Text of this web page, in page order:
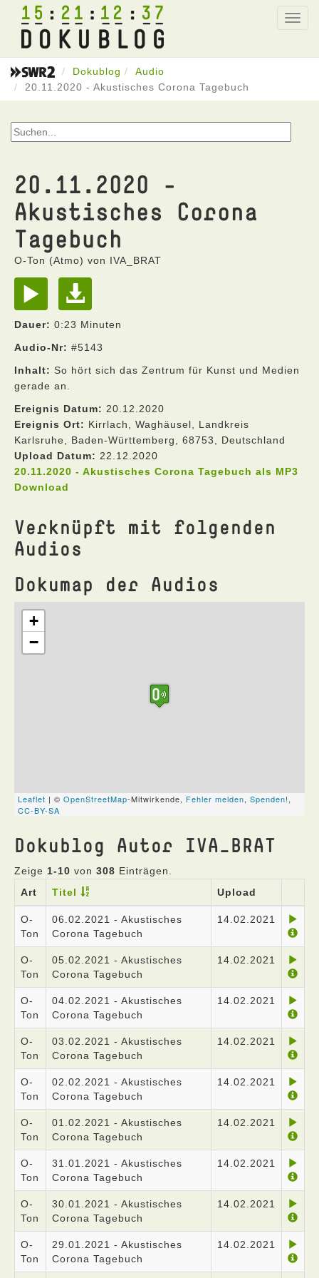
15 21 12 37
Dokublog
Audio
20.11.2020 - Akustisches Corona Tagebuch
20.11.2020 -
Akustisches Corona
Tagebuch
O-Ton (Atmo) von IVA_BRAT
Dauer: 0:23 Minuten
Audio-Nr: #5143
Inhalt: So hört sich das Zentrum für Kunst und Medien
gerade an.
Ereignis Datum: 20.12.2020
Ereignis Ort: Kirrlach, Waghäusel, Landkreis
Karlsruhe, Baden-Württemberg, 68753, Deutschland
Upload Datum: 22.12.2020
20.11.2020 - Akustisches Corona Tagebuch als MP3
Download
Verknüpft mit folgenden
Audios
Dokumap der Audios
Dokublog Autor IVA_BRAT
Zeige 1-10 von 308 Einträgen.
Art
Titel Upload
O-
Ton
06.02.2021 - Akustisches
Corona Tagebuch
14.02.2021
O-
Ton
05.02.2021 - Akustisches
Corona Tagebuch
14.02.2021
O-
Ton
04.02.2021 - Akustisches
Corona Tagebuch
14.02.2021
O-
Ton
03.02.2021 - Akustisches
Corona Tagebuch
14.02.2021
O-
Ton
02.02.2021 - Akustisches
Corona Tagebuch
14.02.2021
O-
Ton
01.02.2021 - Akustisches
Corona Tagebuch
14.02.2021
O-
Ton
31.01.2021 - Akustisches
Corona Tagebuch
14.02.2021
O-
Ton
30.01.2021 - Akustisches
Corona Tagebuch
14.02.2021
O-
Ton
29.01.2021 - Akustisches
Corona Tagebuch
14.02.2021